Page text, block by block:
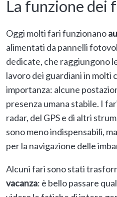
La funzione dei
Oggi molti fari funzionano
alimentati da pannelli
dedicate, che raggiungono
lavoro dei guardiani in molti
importanza: alcune
presenza umana stabile. I
radar, del GPS e di altri
sono meno indispensabili,
per la navigazione delle
Alcuni fari sono stati
vacanza: è bello passare